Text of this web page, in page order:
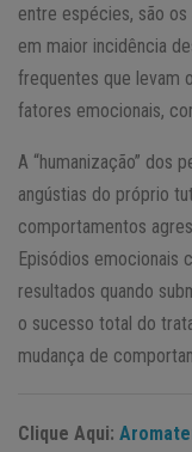
entre espécies, são
em maior incidência
frequentes que levam
fatores emocionais,
A “humanização” dos
angústias do próprio
comportamentos
Episódios emocionais
resultados quando
o sucesso total do
mudança de
Clique Aqui: